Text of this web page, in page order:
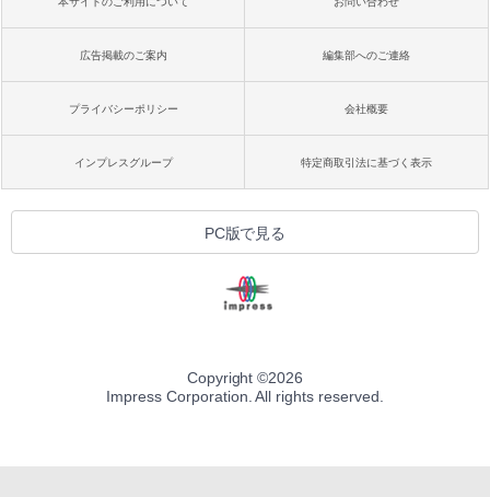
広告掲載のご案内 編集部へのご連絡
プライバシーポリシー 会社概要
インプレスグループ 特定商取引法に基づく表示
PC版で見る
Copyright ©2026
Impress Corporation. All rights reserved.